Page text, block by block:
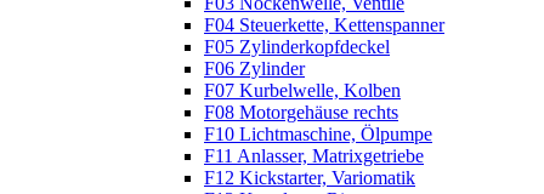
F04 Steuerkette, Kettenspanner
F05 Zylinderkopfdeckel
F06 Zylinder
F07 Kurbelwelle, Kolben
F08 Motorgehäuse rechts
F10 Lichtmaschine, Ölpumpe
F11 Anlasser, Matrixgetriebe
F12 Kickstarter, Variomatik